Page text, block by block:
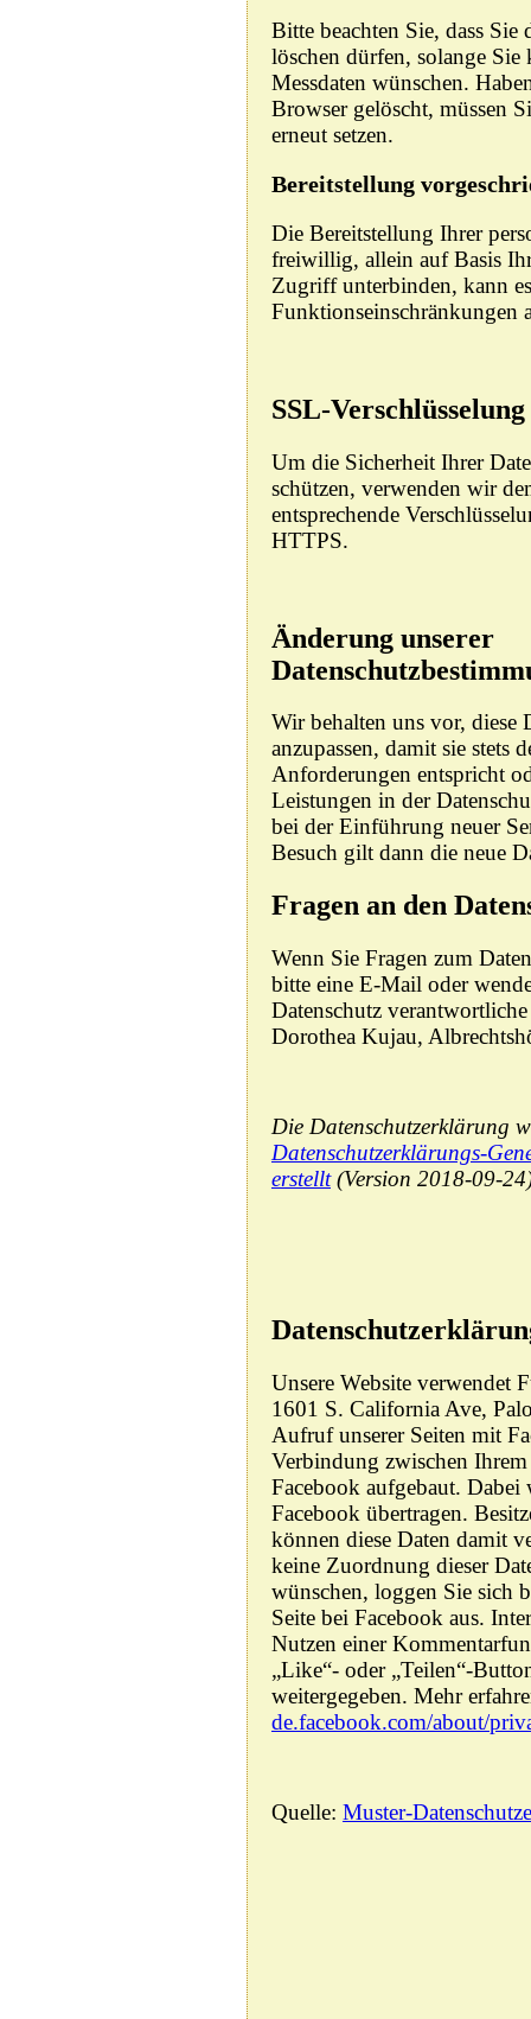
Bitte beachten Sie, dass
löschen dürfen, solange
Messdaten wünschen.
Browser gelöscht, müssen
erneut setzen.
Bereitstellung
Die Bereitstellung Ihrer
freiwillig, allein auf Basis
Zugriff unterbinden, kann
Funktionseinschränkungen
SSL-Verschlüsselung
Um die Sicherheit Ihrer
schützen, verwenden wir
entsprechende
HTTPS.
Änderung unserer
Wir behalten uns vor, diese
anzupassen, damit sie stets
Anforderungen entspricht
Leistungen in der
bei der Einführung neuer
Besuch gilt dann die neue
Fragen an den
Wenn Sie Fragen zum
bitte eine E-Mail oder
Datenschutz
Dorothea Kujau,
Die Datenschutzerklärung
Datenschutzerklärungs-
erstellt(Version 2018-09-
Unsere Website verwendet
1601 S. California Ave,
Aufruf unserer Seiten mit
Verbindung zwischen
Facebook aufgebaut. Dabei
Facebook übertragen.
können diese Daten damit
keine Zuordnung dieser
wünschen, loggen Sie sich
Seite bei Facebook aus.
Nutzen einer
„Like“- oder „Teilen“-
weitergegeben. Mehr
de.facebook.com/about/
Quelle: Muster-